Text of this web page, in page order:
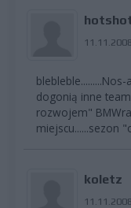
dogonią inne
rozwojem"
miejscu......sezon
koletz